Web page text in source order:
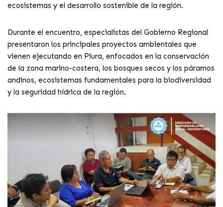
ecosistemas y el desarrollo sostenible de la región.
Durante el encuentro, especialistas del Gobierno Regional
presentaron los principales proyectos ambientales que
vienen ejecutando en Piura, enfocados en la conservación
de la zona marino-costera, los bosques secos y los páramos
andinos, ecosistemas fundamentales para la biodiversidad
y la seguridad hídrica de la región.